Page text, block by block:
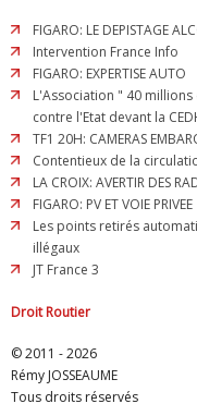
FIGARO: LE DEPISTAGE
Intervention France Info
FIGARO: EXPERTISE AUTO
L'Association " 40
contre l'Etat devant la
TF1 20H: CAMERAS
Contentieux de la
LA CROIX: AVERTIR DES
FIGARO: PV ET VOIE PRIVEE
Les points retirés
illégaux
JT France 3
Droit Routier
© 2011 - 2026
Rémy JOSSEAUME
Tous droits réservés